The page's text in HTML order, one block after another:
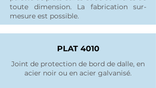
toute dimension. La fabrication sur-
mesure est possible.
PLAT 4010
Joint de protection de bord de dalle, en
acier noir ou en acier galvanisé.